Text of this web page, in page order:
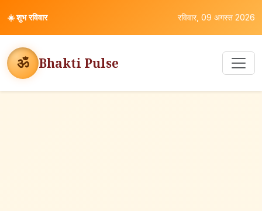
☀️शुभ रविवार रविवार, 09 अगस्त 2026
ॐ Bhakti Pulse